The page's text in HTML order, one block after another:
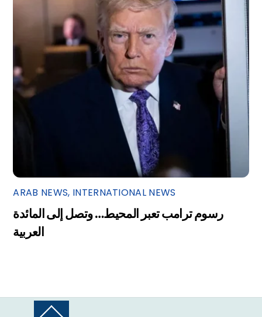
ARAB NEWS, INTERNATIONAL NEWS
رسوم ترامب تعبر المحيط… وتصل إلى المائدة
العربية